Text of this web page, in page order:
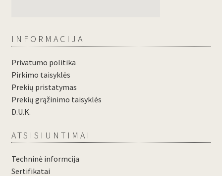
INFORMACIJA
Privatumo politika
Pirkimo taisyklės
Prekių pristatymas
Prekių grąžinimo taisyklės
D.U.K.
ATSISIUNTIMAI
Techninė informcija
Sertifikatai